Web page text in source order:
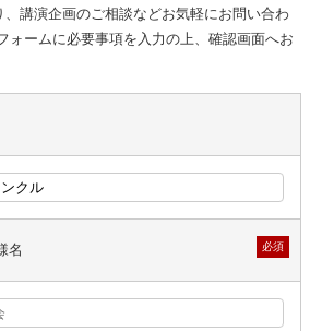
、講演企画のご相談などお気軽にお問い合わ
ォームに必要事項を入力の上、確認画面へお
名 必須